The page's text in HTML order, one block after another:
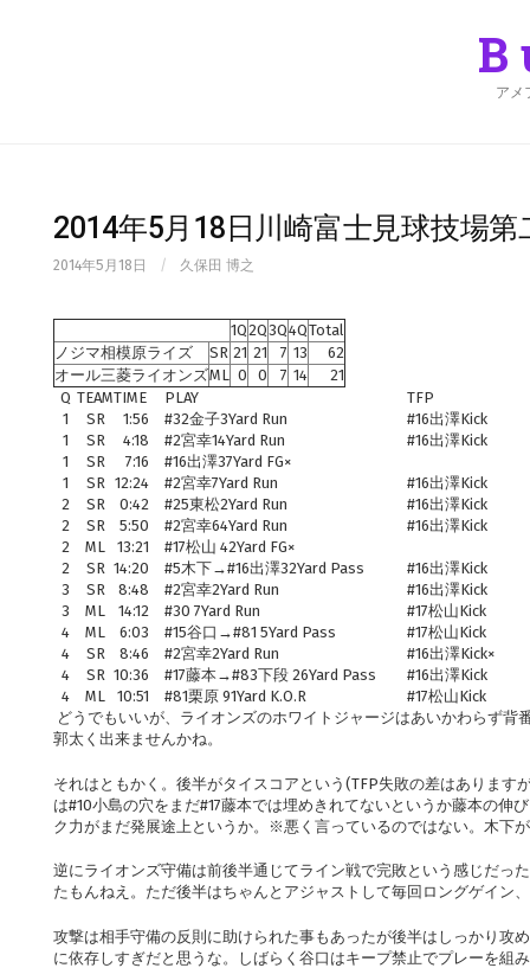
アメ
2014年5月18日川崎富士見球技場第
2014年5月18日 / 久保田 博之
1Q2Q3Q4QTotal
ノジマ相模原ライズ
SR 21 21 7 13
62
オール三菱ライオンズML 0 0 7 14
21
Q TEAMTIME PLAY
TFP
1
SR 1:56 #32金子3Yard Run
#16出澤Kick
1
SR 4:18 #2宮幸14Yard Run
#16出澤Kick
1
SR 7:16 #16出澤37Yard FG×
1
SR 12:24 #2宮幸7Yard Run
#16出澤Kick
2
SR 0:42 #25東松2Yard Run
#16出澤Kick
2
SR 5:50 #2宮幸64Yard Run
#16出澤Kick
2
ML 13:21 #17松山 42Yard FG×
2
SR 14:20 #5木下→#16出澤32Yard Pass
#16出澤Kick
3
SR 8:48 #2宮幸2Yard Run
#16出澤Kick
3
ML 14:12 #30 7Yard Run
#17松山Kick
4
ML 6:03 #15谷口→#81 5Yard Pass
#17松山Kick
4
SR 8:46 #2宮幸2Yard Run
#16出澤Kick×
4
SR 10:36 #17藤本→#83下段 26Yard Pass
#16出澤Kick
4
ML 10:51 #81栗原 91Yard K.O.R
#17松山Kick
どうでもいいが、ライオンズのホワイトジャージはあいかわらず背
郭太く出来ませんかね。
それはともかく。後半がタイスコアという(TFP失敗の差はあります
は#10小島の穴をまだ#17藤本では埋めきれてないというか藤本の伸
ク力がまだ発展途上というか。※悪く言っているのではない。木下
逆にライオンズ守備は前後半通じてライン戦で完敗という感じだっ
たもんねえ。ただ後半はちゃんとアジャストして毎回ロングゲイン
攻撃は相手守備の反則に助けられた事もあったが後半はしっかり攻
に依存しすぎだと思うな。しばらく谷口はキープ禁止でプレーを組